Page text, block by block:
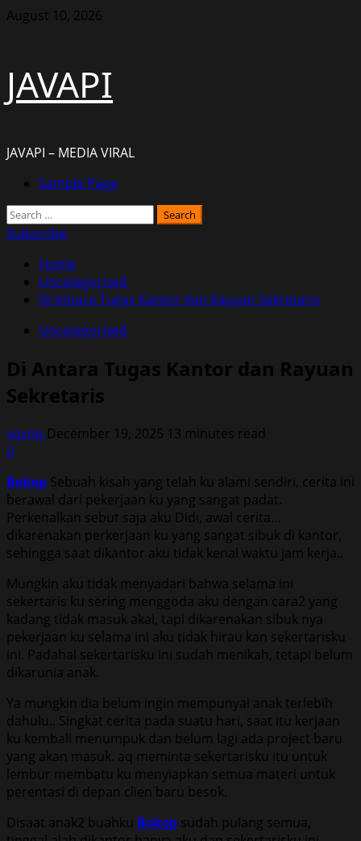
Skip
August 10, 2026
JAVAPI
JAVAPI – MEDIA VIRAL
PrimarySample Page
Search
for:
Subscribe
Home
Uncategorized
Di Antara Tugas Kantor dan Rayuan Sekretaris
Uncategorized
Di Antara Tugas Kantor dan Rayuan
Sekretaris
vqvnp December 19, 2025 13 minutes read
0
Bokep Sebuah kisah yang telah ku alami sendiri, cerita ini
berawal dari pekerjaan ku yang sangat padat.
Perkenalkan sebut saja aku Didi, awal cerita…
dikarenakan perkerjaan ku yang sangat sibuk di kantor,
sehingga saat dikantor aku tidak kenal waktu jam kerja..
Mungkin aku tidak menyadari bahwa selama ini
sekertaris ku sering menggoda aku dengan cara2 yang
kadang tidak masuk akal, tapi dikarenakan sibuk nya
pekerjaan ku selama ini aku tidak hirau kan sekertarisku
ini. Padahal sekertarisku ini sudah menikah, tetapi belum
dikarunia anak.
Ya mungkin dia belum ingin mempunyai anak terlebih
dahulu.. Singkat cerita pada suatu hari, saat itu kerjaan
ku kembali menumpuk dan belum lagi ada project baru
yang akan masuk. aq meminta sekertarisku itu untuk
lembur membatu ku menyiapkan semua materi untuk
perentasi di depan clien baru besok.
Disaat anak2 buahku Bokep sudah pulang semua,